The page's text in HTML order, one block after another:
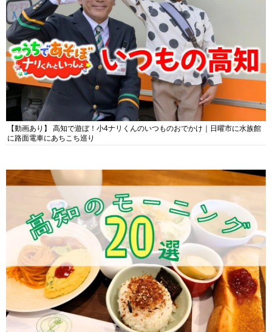
【動画あり】 高知で遊ぼ！小4ナリくんのいつものおでかけ｜日曜市に水族館
に路面電車にあちこち巡り